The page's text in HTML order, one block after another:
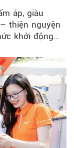
áp, giàu
thiện nguyện
khởi động